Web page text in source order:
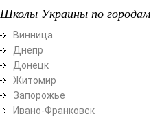
Школы Украины по городам
Винница
Днепр
Донецк
Житомир
Запорожье
Ивано-Франковск